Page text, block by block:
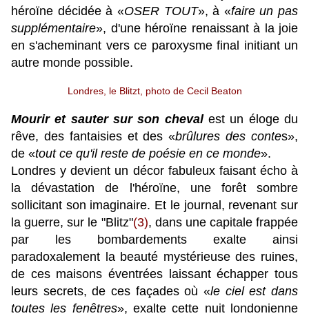
héroïne décidée à «OSER TOUT», à «faire un pas
supplémentaire», d'une héroïne renaissant à la joie
en s'acheminant vers ce paroxysme final initiant un
autre monde possible.
Londres, le Blitzt, photo de Cecil Beaton
Mourir et sauter sur son cheval est un éloge du
rêve, des fantaisies et des «brûlures des contes»,
de «tout ce qu'il reste de poésie en ce monde».
Londres y devient un décor fabuleux faisant écho à
la dévastation de l'héroïne, une forêt sombre
sollicitant son imaginaire. Et le journal, revenant sur
la guerre, sur le "Blitz"(3), dans une capitale frappée
par les bombardements exalte ainsi
paradoxalement la beauté mystérieuse des ruines,
de ces maisons éventrées laissant échapper tous
leurs secrets, de ces façades où «le ciel est dans
toutes les fenêtres», exalte cette nuit londonienne